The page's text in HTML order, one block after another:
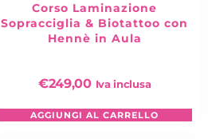
Corso Laminazione
Sopracciglia & Biotattoo con
Hennè in Aula
€249,00 Iva inclusa
AGGIUNGI AL CARRELLO